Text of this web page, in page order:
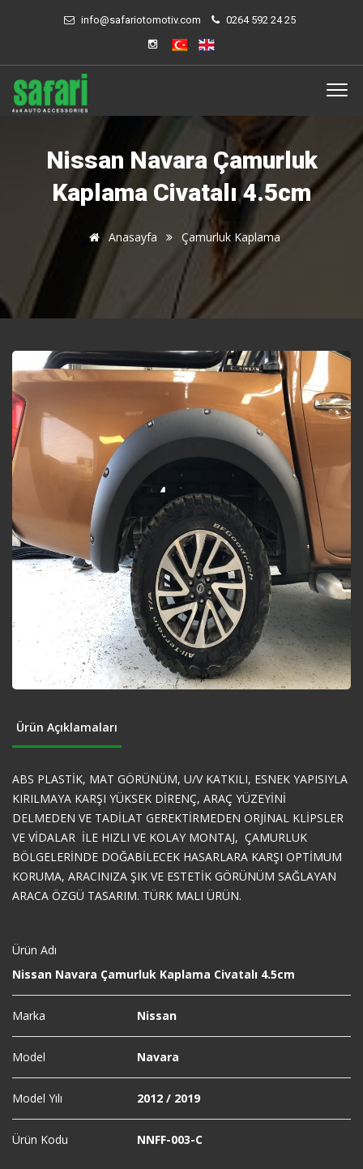
info@safariotomotiv.com 0264 592 24 25
Nissan Navara Çamurluk
Kaplama Civatalı 4.5cm
Anasayfa Çamurluk Kaplama
Ürün Açıklamaları
ABS PLASTİK, MAT GÖRÜNÜM, U/V KATKILI, ESNEK YAPISIYLA
KIRILMAYA KARŞI YÜKSEK DİRENÇ, ARAÇ YÜZEYİNİ
DELMEDEN VE TADİLAT GEREKTİRMEDEN ORJİNAL KLİPSLER
VE VİDALAR İLE HIZLI VE KOLAY MONTAJ, ÇAMURLUK
BÖLGELERİNDE DOĞABİLECEK HASARLARA KARŞI OPTİMUM
KORUMA, ARACINIZA ŞIK VE ESTETİK GÖRÜNÜM SAĞLAYAN
ARACA ÖZGÜ TASARIM. TÜRK MALI ÜRÜN.
Ürün Adı
Nissan Navara Çamurluk Kaplama Civatalı 4.5cm
Marka Nissan
Model Navara
Model Yılı 2012 / 2019
Ürün Kodu NNFF-003-C